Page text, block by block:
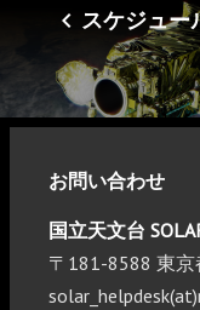
chevron_left スケジュー
お問い合わせ
国立天文台
〒181-8588 東